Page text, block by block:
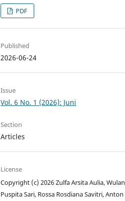
PDF
Published
2026-06-24
Issue
Vol. 6 No. 1 (2026): Juni
Section
Articles
License
Copyright (c) 2026 Zulfa Arsita Aulia, Wulan
Puspita Sari, Rossa Rosdiana Savitri, Anton